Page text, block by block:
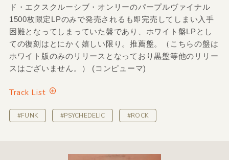
ド・エクスクルーシブ・オンリーのパープルヴァイナル
1500枚限定LPのみで発売されるも即完売してしまい入手
困難となってしまっていた盤であり、ホワイト盤LPとし
ての復刻はとにかく嬉しい限り。推薦盤。（こちらの盤は
ホワイト版のみのリリースとなっており黒盤等他のリリー
スはございません。） (コンピューマ)
Track List
#FUNK #PSYCHEDELIC #ROCK